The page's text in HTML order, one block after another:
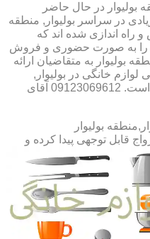
بولیوار در حال حاضر
در سراسر بولیوار, منطقه
و راه اندازی شده اند که
را به صورت حضوری و فروش
بولیوار به متقاضیان ارائه
خانگی در بولیوار,
منطقه بولیوار یکی از بهترین مراکز است. 09123069612 آقای
بولیوار
قابل توجهی پیدا کرده و